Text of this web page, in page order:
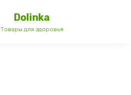
Dolinka
Товары для здоровья